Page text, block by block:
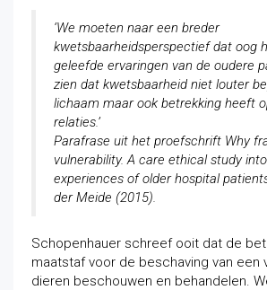
‘We moeten naar een breder
kwetsbaarheidsperspectief dat oog
geleefde ervaringen van de oudere
zien dat kwetsbaarheid niet louter
lichaam maar ook betrekking heeft
relaties.’
Parafrase uit het proefschrift Why
vulnerability. A care ethical study
experiences of older hospital
der Meide (2015).
Schopenhauer schreef ooit dat de
maatstaf voor de beschaving van een
dieren beschouwen en behandelen.